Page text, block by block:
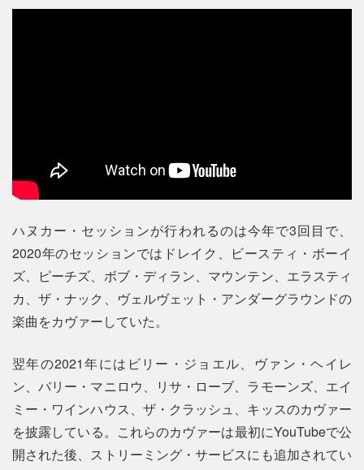
ハヌカー・セッションが行われるのは今年で3回目で、
2020年のセッションではドレイク、ビースティ・ボーイ
ズ、ピーチズ、ボブ・ディラン、マウンテン、エラスティ
カ、ザ・ナック、ヴェルヴェット・アンダーグラウンドの
楽曲をカヴァーしていた。
翌年の2021年にはビリー・ジョエル、ヴァン・ヘイレ
ン、バリー・マニロウ、リサ・ローブ、ラモーンズ、エイ
ミー・ワインハウス、ザ・クラッシュ、キッスのカヴァー
を披露している。これらのカヴァーは最初にYouTubeで公
開された後、ストリーミング・サービスにも追加されてい